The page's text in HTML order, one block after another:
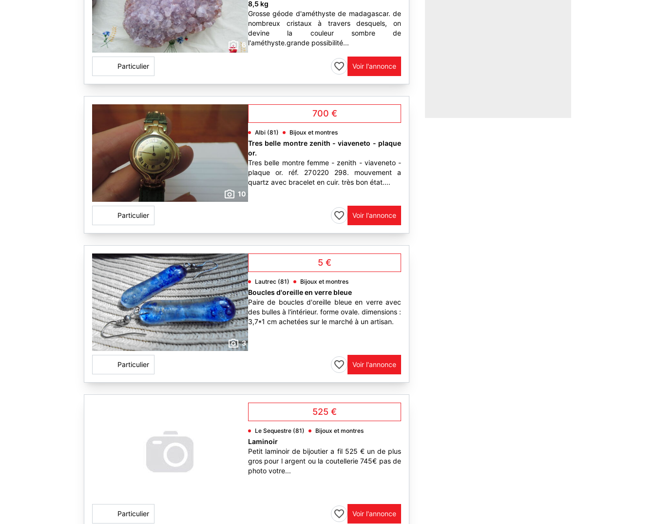
6
8,5 kg
Grosse géode d'améthyste de madagascar. de
nombreux cristaux à travers desquels, on
devine la couleur sombre de
l'améthyste.grande possibilité...
Particulier Voir l'annonce
10
700 €
Albi (81) Bijoux et montres
Tres belle montre zenith - viaveneto - plaque
or.
Tres belle montre femme - zenith - viaveneto -
plaque or. réf. 270220 298. mouvement a
quartz avec bracelet en cuir. très bon état....
Particulier Voir l'annonce
3
5 €
Lautrec (81) Bijoux et montres
Boucles d'oreille en verre bleue
Paire de boucles d'oreille bleue en verre avec
des bulles à l'intérieur. forme ovale. dimensions :
3,7*1 cm achetées sur le marché à un artisan.
Particulier Voir l'annonce
525 €
Le Sequestre (81) Bijoux et montres
Laminoir
Petit laminoir de bijoutier a fil 525 € un de plus
gros pour l argent ou la coutellerie 745€ pas de
photo votre...
Particulier Voir l'annonce